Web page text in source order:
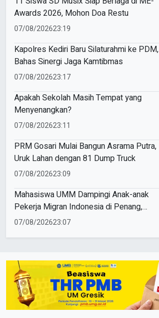
Awards 2026, Mohon Doa Restu
07/08/202623:19
Kapolres Kediri Baru Silaturahmi ke PDM,
Bahas Sinergi Jaga Kamtibmas
07/08/202623:17
Apakah Sekolah Masih Tempat yang
Menyenangkan?
07/08/202623:11
PRM Gosari Mulai Bangun Asrama Putra,
Uruk Lahan dengan 81 Dump Truck
07/08/202623:09
Mahasiswa UMM Dampingi Anak-anak
Pekerja Migran Indonesia di Penang,
Perkuat Literasi dan Cinta Tanah Air
07/08/202623:07